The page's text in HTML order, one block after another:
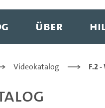
Über
Videokatalog F.2